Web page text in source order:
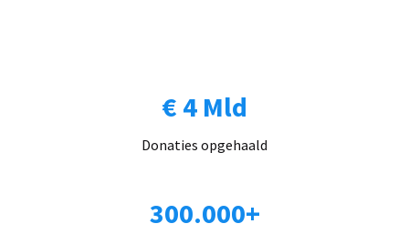
€ 4 Mld
Donaties opgehaald
300.000+